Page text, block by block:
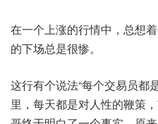
在一个上涨的行情中，总想
的下场总是很惨。
这行有个说法“每个交易员都
里，每天都是对人性的鞭策